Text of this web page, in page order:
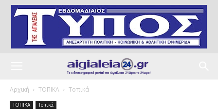
Αρχική ΤΟΠΙΚΑ Τοπικά
ΤΟΠΙΚΑ Τοπικά